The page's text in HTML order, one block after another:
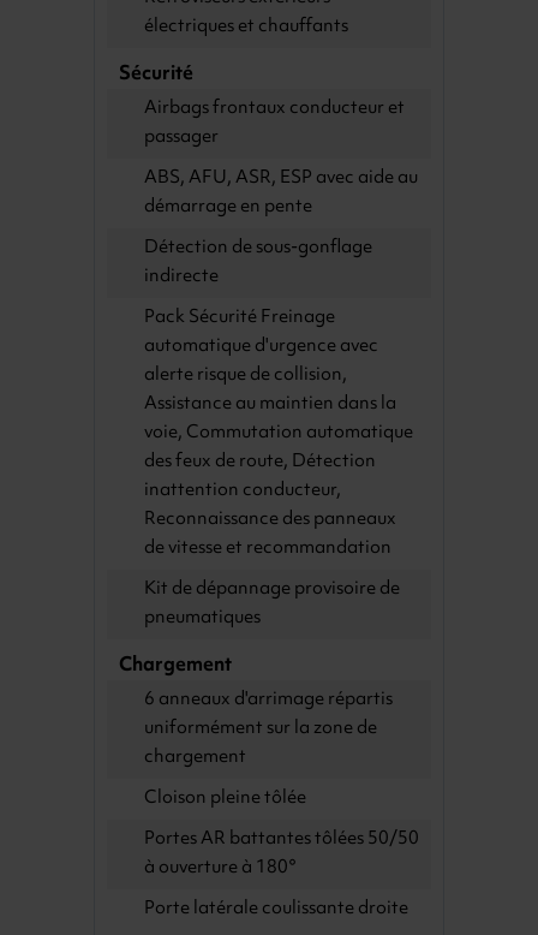
électriques et chauffants
Sécurité
Airbags frontaux conducteur et
passager
ABS, AFU, ASR, ESP avec aide au
démarrage en pente
Détection de sous-gonflage
indirecte
Pack Sécurité Freinage
automatique d'urgence avec
alerte risque de collision,
Assistance au maintien dans la
voie, Commutation automatique
des feux de route, Détection
inattention conducteur,
Reconnaissance des panneaux
de vitesse et recommandation
Kit de dépannage provisoire de
pneumatiques
Chargement
6 anneaux d'arrimage répartis
uniformément sur la zone de
chargement
Cloison pleine tôlée
Portes AR battantes tôlées 50/50
à ouverture à 180°
Porte latérale coulissante droite